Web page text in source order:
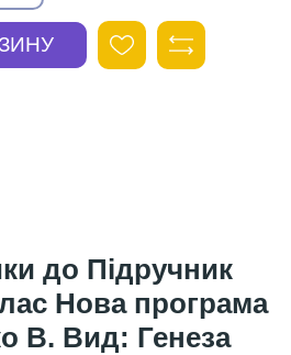
Підручник
Нова програма
В. Вид: Генеза